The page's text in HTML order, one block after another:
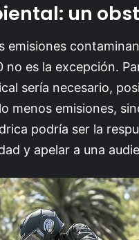
un
emisiones
es la excepción.
sería necesario,
menos emisiones,
podría ser la
y apelar a una